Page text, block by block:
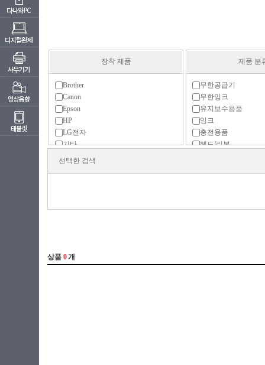
장착 제품
Brother
Canon
Epson
HP
LG전자
기타
삼성
제품 분
무한공급기
무한잉크
유지보수용품
잉크
충전용품
헤드/리본
선택한 검색